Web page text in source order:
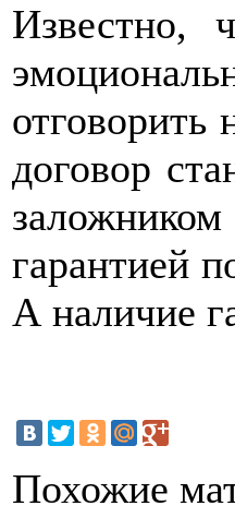
Известно,
договор
гарантией
А наличие
Похожие